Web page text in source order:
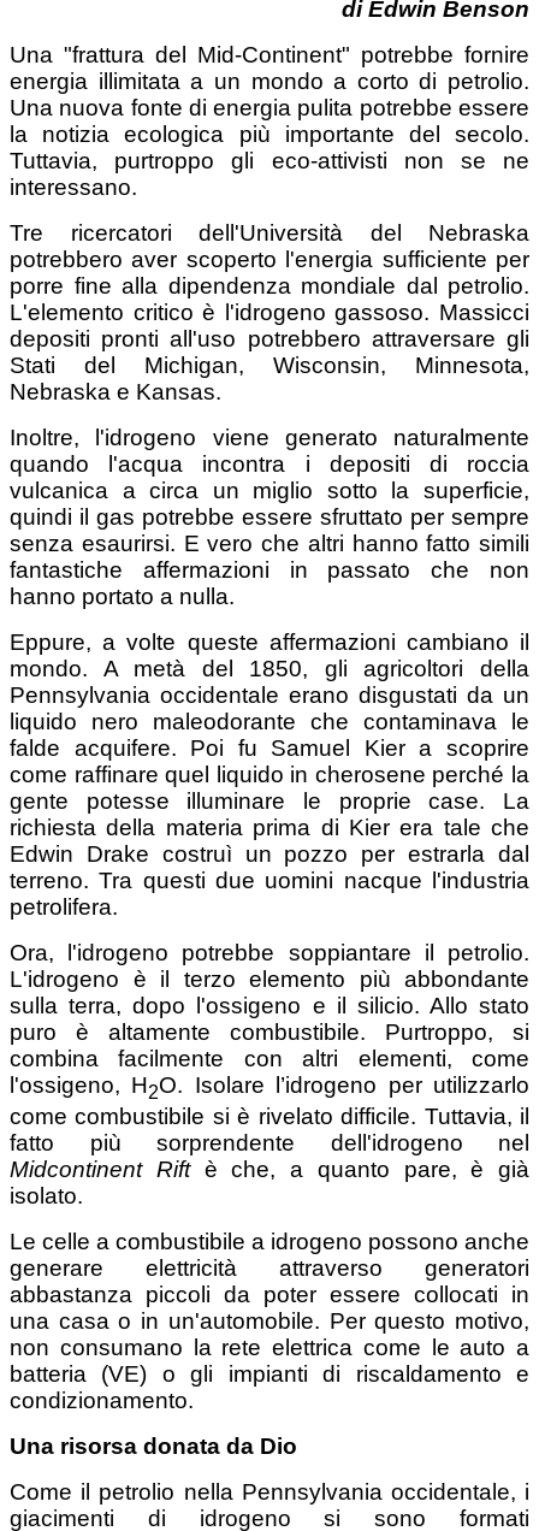
di Edwin Benson
Una "frattura del Mid-Continent" potrebbe fornire
energia illimitata a un mondo a corto di petrolio.
Una nuova fonte di energia pulita potrebbe essere
la notizia ecologica più importante del secolo.
Tuttavia, purtroppo gli eco-attivisti non se ne
interessano.
Tre ricercatori dell'Università del Nebraska
potrebbero aver scoperto l'energia sufficiente per
porre fine alla dipendenza mondiale dal petrolio.
L'elemento critico è l'idrogeno gassoso. Massicci
depositi pronti all'uso potrebbero attraversare gli
Stati del Michigan, Wisconsin, Minnesota,
Nebraska e Kansas.
Inoltre, l'idrogeno viene generato naturalmente
quando l'acqua incontra i depositi di roccia
vulcanica a circa un miglio sotto la superficie,
quindi il gas potrebbe essere sfruttato per sempre
senza esaurirsi. E vero che altri hanno fatto simili
fantastiche affermazioni in passato che non
hanno portato a nulla.
Eppure, a volte queste affermazioni cambiano il
mondo. A metà del 1850, gli agricoltori della
Pennsylvania occidentale erano disgustati da un
liquido nero maleodorante che contaminava le
falde acquifere. Poi fu Samuel Kier a scoprire
come raffinare quel liquido in cherosene perché la
gente potesse illuminare le proprie case. La
richiesta della materia prima di Kier era tale che
Edwin Drake costruì un pozzo per estrarla dal
terreno. Tra questi due uomini nacque l'industria
petrolifera.
Ora, l'idrogeno potrebbe soppiantare il petrolio.
L'idrogeno è il terzo elemento più abbondante
sulla terra, dopo l'ossigeno e il silicio. Allo stato
puro è altamente combustibile. Purtroppo, si
combina facilmente con altri elementi, come
l'ossigeno, H2O. Isolare l’idrogeno per utilizzarlo
come combustibile si è rivelato difficile. Tuttavia, il
fatto più sorprendente dell'idrogeno nel
Midcontinent Riftè che, a quanto pare, è già
isolato.
Le celle a combustibile a idrogeno possono anche
generare elettricità attraverso generatori
abbastanza piccoli da poter essere collocati in
una casa o in un'automobile. Per questo motivo,
non consumano la rete elettrica come le auto a
batteria (VE) o gli impianti di riscaldamento e
condizionamento.
Una risorsa donata da Dio
Come il petrolio nella Pennsylvania occidentale, i
giacimenti di idrogeno si sono formati